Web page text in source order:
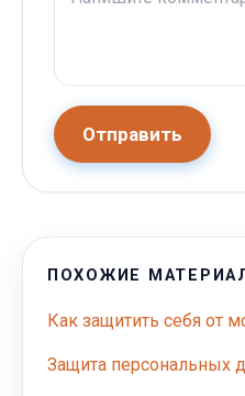
Отправить
ПОХОЖИЕ
Как защитить себя от
Защита